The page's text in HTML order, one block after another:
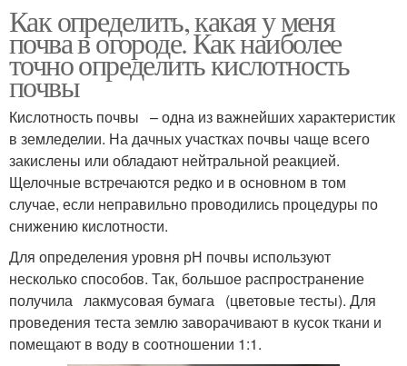
Почвы для фундамента Почвы по растениям
Как определить, какая у меня
почва в огороде. Как наиболее
точно определить кислотность
почвы
Кислотность почвы – одна из важнейших характеристик
в земледелии. На дачных участках почвы чаще всего
закислены или обладают нейтральной реакцией.
Щелочные встречаются редко и в основном в том
случае, если неправильно проводились процедуры по
снижению кислотности.
Для определения уровня рН почвы используют
несколько способов. Так, большое распространение
получила лакмусовая бумага (цветовые тесты). Для
проведения теста землю заворачивают в кусок ткани и
помещают в воду в соотношении 1:1.